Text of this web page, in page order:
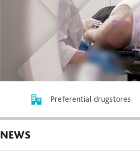
Preferential drugstores
NEWS